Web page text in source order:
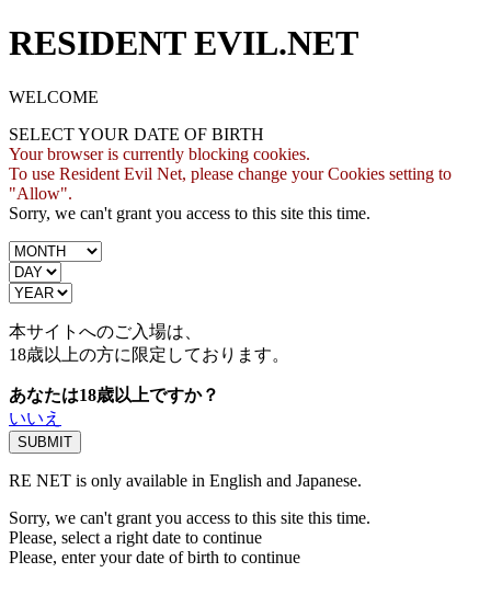
RESIDENT EVIL.NET
WELCOME
SELECT YOUR DATE OF BIRTH
Your browser is currently blocking cookies.
To use Resident Evil Net, please change your Cookies setting to
"Allow".
Sorry, we can't grant you access to this site this time.
本サイトへのご入場は、
18歳以上の方に限定しております。
あなたは18歳以上ですか？
いいえ
RE NET is only available in English and Japanese.
Sorry, we can't grant you access to this site this time.
Please, select a right date to continue
Please, enter your date of birth to continue